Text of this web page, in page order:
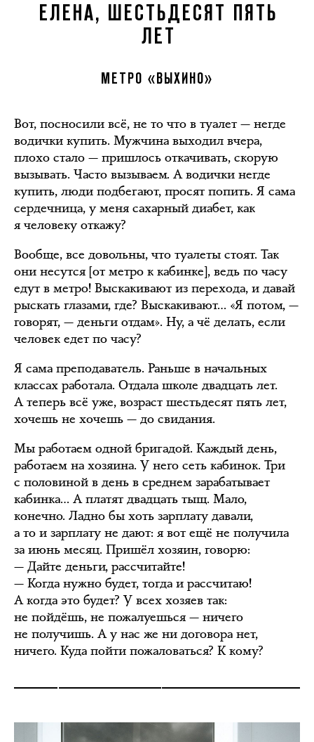
ЕЛЕНА, ШЕСТЬДЕСЯТ ПЯТЬ
ЛЕТ
МЕТРО «ВЫХИНО»
Вот, посносили всё, не то что в туалет — негде
водички купить. Мужчина выходил вчера,
плохо стало — пришлось откачивать, скорую
вызывать. Часто вызываем. А водички негде
купить, люди подбегают, просят попить. Я сама
сердечница, у меня сахарный диабет, как
я человеку откажу?
Вообще, все довольны, что туалеты стоят. Так
они несутся [от метро к кабинке], ведь по часу
едут в метро! Выскакивают из перехода, и давай
рыскать глазами, где? Выскакивают… «Я потом, —
говорят, — деньги отдам». Ну, а чё делать, если
человек едет по часу?
Я сама преподаватель. Раньше в начальных
классах работала. Отдала школе двадцать лет.
А теперь всё уже, возраст шестьдесят пять лет,
хочешь не хочешь — до свидания.
Мы работаем одной бригадой. Каждый день,
работаем на хозяина. У него сеть кабинок. Три
с половиной в день в среднем зарабатывает
кабинка… А платят двадцать тыщ. Мало,
конечно. Ладно бы хоть зарплату давали,
а то и зарплату не дают: я вот ещё не получила
за июнь месяц. Пришёл хозяин, говорю:
— Дайте деньги, рассчитайте!
— Когда нужно будет, тогда и рассчитаю!
А когда это будет? У всех хозяев так:
не пойдёшь, не пожалуешься — ничего
не получишь. А у нас же ни договора нет,
ничего. Куда пойти пожаловаться? К кому?